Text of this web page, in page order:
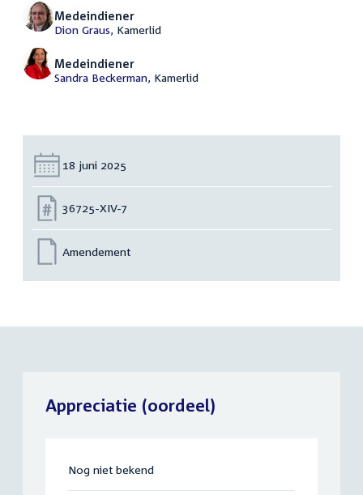
Medeindiener
Dion Graus, Kamerlid
Medeindiener
Sandra Beckerman, Kamerlid
Datum:
18 juni 2025
Nummer:
36725-XIV-7
Amendement
Appreciatie (oordeel)
Nog niet bekend